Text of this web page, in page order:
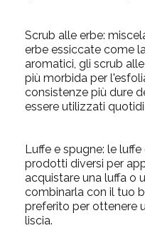
Scrub alle erbe:
erbe essiccate come
aromatici, gli scrub
più morbida per
consistenze più dure
essere utilizzati
Luffe e spugne: le luffe
prodotti diversi per
acquistare una luffa o
combinarla con il tuo
preferito per ottenere
liscia.